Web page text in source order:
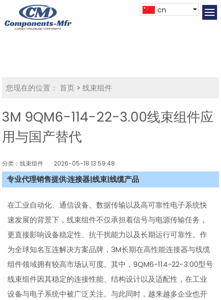
cn
您现在的位置： 首页 >线束组件
3M 9QM6-114-22-3.00线束组件应
用与国产替代
分类：线束组件 2026-05-18 13:59:48
专业代理销售提供:连接器|线束|线缆产品
在工业自动化、通信设备、数据传输以及高可靠性电子系统快
速发展的背景下，线束组件不仅承担着信号与电源传输任务，
更直接影响设备稳定性、抗干扰能力以及长期运行可靠性。作
为全球知名互连解决方案品牌，3M长期在高性能连接器与线缆
组件领域拥有较高市场认可度。其中，9QM6-114-22-3.00型号
线束组件因其稳定的连接性能、结构设计以及适配性，在工业
设备与电子系统中被广泛关注。与此同时，越来越多企业也开